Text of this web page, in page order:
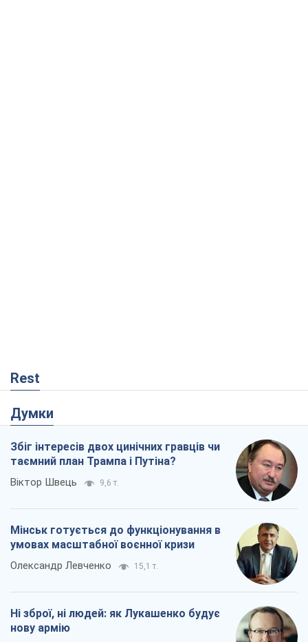
Rest
Думки
Збіг інтересів двох цинічних гравців чи
таємний план Трампа і Путіна?
Віктор Швець 9,6 т.
Мінськ готується до функціонування в
умовах масштабної воєнної кризи
Олександр Левченко 15,1 т.
Ні зброї, ні людей: як Лукашенко будує
нову армію